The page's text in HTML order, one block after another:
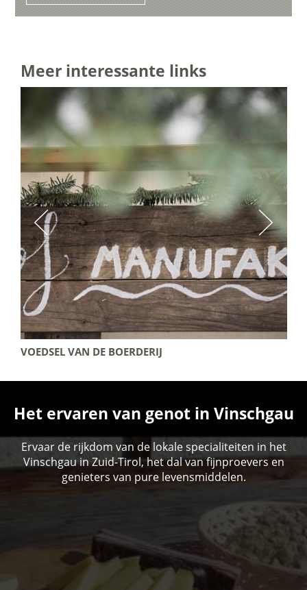
Meer interessante links
VOEDSEL VAN DE BOERDERIJ
Het ervaren van genot in Vinschgau
Ervaar de rijkdom van de lokale specialiteiten in het
Vinschgau in Zuid-Tirol, het dal van fijnproevers en
genieters van pure levensmiddelen.